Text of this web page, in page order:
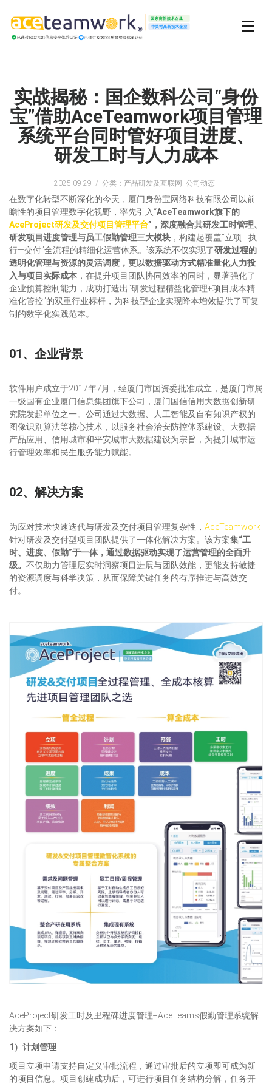
实战揭秘：国企数科公司“身份
宝”借助AceTeamwork项目管理
系统平台同时管好项目进度、
研发工时与人力成本
2025-09-29 分类：产品研发及互联网 公司动态
在数字化转型不断深化的今天，厦门身份宝网络科技有限公司以前
瞻性的项目管理数字化视野，率先引入“AceTeamwork旗下的
AceProject研发及交付项目管理平台”，深度融合其研发工时管理、
研发项目进度管理与员工假勤管理三大模块 ，构建起覆盖“立项—执
行—交付”全流程的精细化运营体系。该系统不仅实现了研发过程的
透明化管理与资源的灵活调度，更以数据驱动方式精准量化人力投
入与项目实际成本 ，在提升项目团队协同效率的同时，显著强化了
企业预算控制能力，成功打造出“研发过程精益化管理+项目成本精
准化管控”的双重行业标杆，为科技型企业实现降本增效提供了可复
制的数字化实践范本。
01、企业背景
软件用户成立于2017年7月，经厦门市国资委批准成立，是厦门市属
一级国有企业厦门信息集团旗下公司，厦门国信信用大数据创新研
究院发起单位之一。公司通过大数据、人工智能及自有知识产权的
图像识别算法等核心技术，以服务社会治安防控体系建设、大数据
产品应用、信用城市和平安城市大数据建设为宗旨，为提升城市运
行管理效率和民生服务能力赋能。
02、解决方案
为应对技术快速迭代与研发及交付项目管理复杂性， AceTeamwork
针对研发及交付型项目团队提供了一体化解决方案。该方案集“工
时、进度、假勤”于一体，通过数据驱动实现了运营管理的全面升
级。 不仅助力管理层实时洞察项目进展与团队效能，更能支持敏捷
的资源调度与科学决策，从而保障关键任务的有序推进与高效交
付。
AceProject研发工时及里程碑进度管理+AceTeams假勤管理系统解
决方案如下：
1）计划管理
项目立项申请支持自定义审批流程，通过审批后的立项即可成为新
的项目信息。项目创建成功后，可进行项目任务结构分解，任务开